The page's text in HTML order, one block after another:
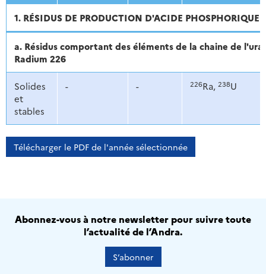
1. RÉSIDUS DE PRODUCTION D'ACIDE PHOSPHORIQUE
a. Résidus comportant des éléments de la chaine de
Radium 226
Solides
et
stables
- - 226Ra, 238U
Télécharger le PDF de l'année sélectionnée
Abonnez-vous à notre newsletter pour suivre toute
l’actualité de l’Andra.
S’abonner